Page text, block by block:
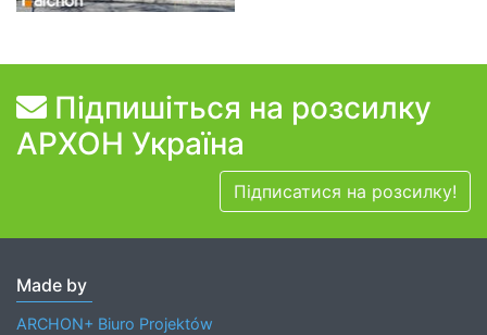
Підпишіться на розсилку
АРХОН Україна
Підписатися на розсилку!
Made by
ARCHON+ Biuro Projektów